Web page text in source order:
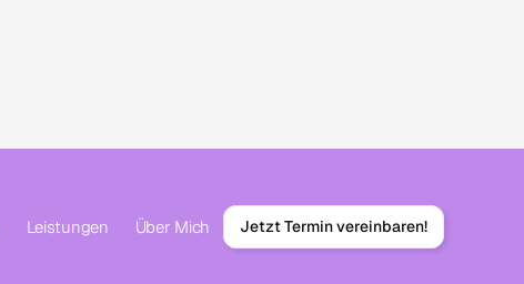
Leistungen Über Mich Jetzt Termin vereinbaren!